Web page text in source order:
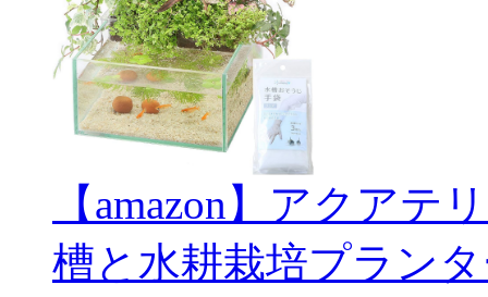
【amazon】アクアテ
槽と水耕栽培プラン